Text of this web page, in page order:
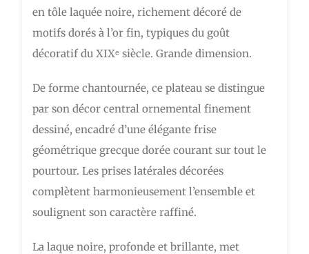
en tôle laquée noire, richement décoré de
motifs dorés à l’or fin, typiques du goût
décoratif du XIXᵉ siècle. Grande dimension.
De forme chantournée, ce plateau se distingue
par son décor central ornemental finement
dessiné, encadré d’une élégante frise
géométrique grecque dorée courant sur tout le
pourtour. Les prises latérales décorées
complètent harmonieusement l’ensemble et
soulignent son caractère raffiné.
La laque noire, profonde et brillante, met